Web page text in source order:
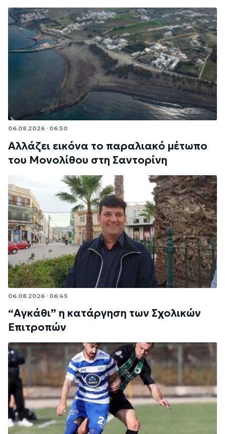
06.08.2026 · 06:50
Αλλάζει εικόνα το παραλιακό μέτωπο
του Μονολίθου στη Σαντορίνη
06.08.2026 · 06:45
“Αγκάθι” η κατάργηση των Σχολικών
Επιτροπών